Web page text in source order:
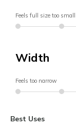
Feels full size too small
Width
Feels too narrow
Best Uses